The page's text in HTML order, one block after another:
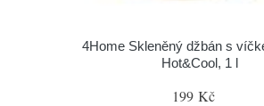
4Home Skleněný džbán s
Hot&Cool, 1 l
199 Kč